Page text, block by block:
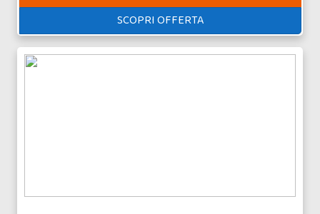
SCOPRI OFFERTA